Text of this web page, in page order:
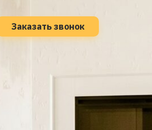
Заказать звонок